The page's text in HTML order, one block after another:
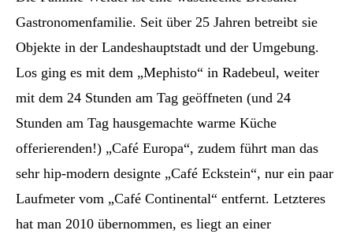
Gastronomenfamilie. Seit über 25 Jahren betreibt sie
Objekte in der Landeshauptstadt und der Umgebung.
Los ging es mit dem „Mephisto“ in Radebeul, weiter
mit dem 24 Stunden am Tag geöffneten (und 24
Stunden am Tag hausgemachte warme Küche
offerierenden!) „Café Europa“, zudem führt man das
sehr hip-modern designte „Café Eckstein“, nur ein paar
Laufmeter vom „Café Continental“ entfernt. Letzteres
hat man 2010 übernommen, es liegt an einer